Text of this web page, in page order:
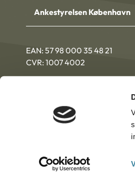
Ankestyrelsen København
EAN: 57 98 000 35 48 21
CVR: 1007 4002